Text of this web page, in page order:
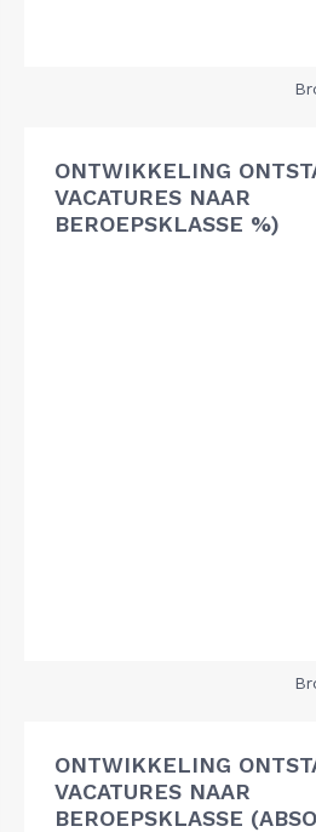
ONTWIKKELING
VACATURES NAAR
BEROEPSKLASSE %)
ONTWIKKELING
VACATURES NAAR
BEROEPSKLASSE